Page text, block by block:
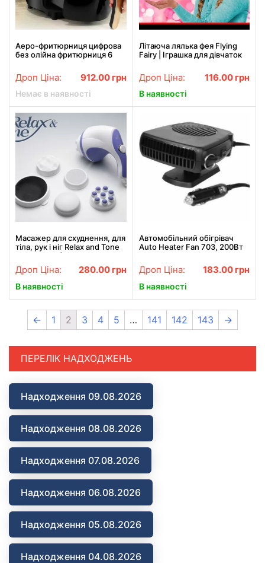
Аеро-фритюрниця цифрова
без олійна фритюрниця 6
2400W
Дроп Ціна: 912.00 грн
Немає в наявності
Літаюча лялька фея Flying
Fairy | Іграшка для дівчаток
Дроп Ціна: 116.00 грн
В наявності
Масажер для схуднення, для
тіла, рук і ніг Relax and Tone
(Релакс Тон) RelaxTone
Дроп Ціна: 280.00 грн
В наявності
Автомобільний обігрівач
Auto Heater Fan 703, 200Вт
автопічка, автодувка
Дроп Ціна: 183.00 грн
В наявності
← 1 2 3 4 5 … 141 142 143 →
ПЕРЕЛІК НАДХОДЖЕНЬ
Надходження 09.08.2026
Надходження 08.08.2026
Надходження 07.08.2026
Надходження 06.08.2026
Надходження 05.08.2026
Надходження 04.08.2026